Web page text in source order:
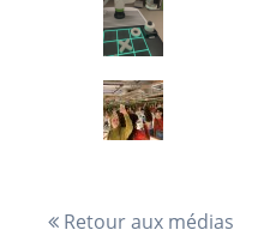
Retour aux médias